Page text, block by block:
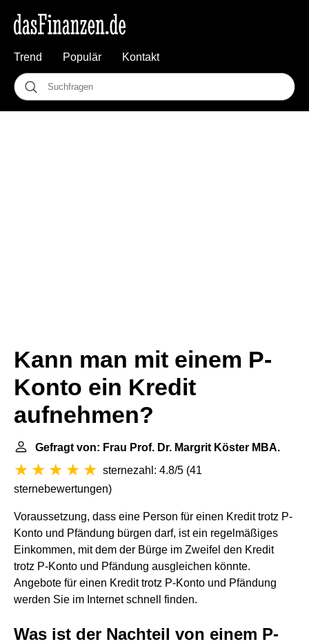
Trend Populär Kontakt
Kann man mit einem P-
Konto ein Kredit
aufnehmen?
Gefragt von: Frau Prof. Dr. Margrit Köster MBA.
sternezahl: 4.8/5 (41
sternebewertungen)
Voraussetzung, dass eine Person für einen Kredit trotz P-
Konto und Pfändung bürgen darf, ist ein regelmäßiges
Einkommen, mit dem der Bürge im Zweifel den Kredit
trotz P-Konto und Pfändung ausgleichen könnte.
Angebote für einen Kredit trotz P-Konto und Pfändung
werden Sie im Internet schnell finden.
Was ist der Nachteil von einem P-